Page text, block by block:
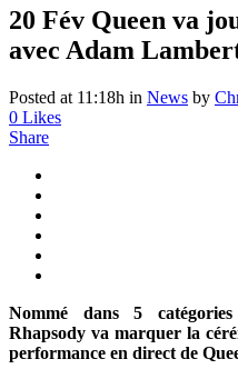
20 Fév Queen va
avec Adam
Posted at 11:18h in News by
0 Likes
Share
Nommé dans 5
Rhapsody va marquer la
performance en direct de